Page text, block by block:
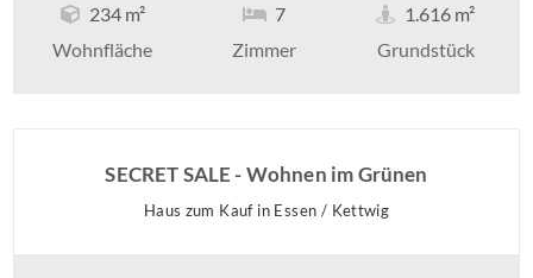
234 m²
Wohnfläche
7
Zimmer
1.616 m²
Grundstück
SECRET SALE - Wohnen im Grünen
Haus zum Kauf in Essen / Kettwig